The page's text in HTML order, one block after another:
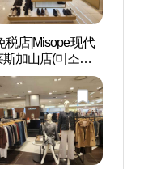
税店]Misope现代
加山店(미소페
울렛 가산점)